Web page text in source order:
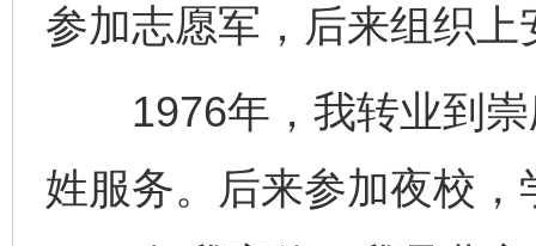
参加志愿军，后来组织
1976年，我转业到崇
姓服务。后来参加夜校